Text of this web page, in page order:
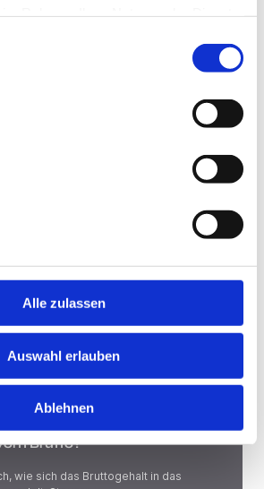
Alle zulassen
Auswahl erlauben
Ablehnen
und Zeit, auf Jobbörsen jede
durchsuchen? Teste die "Jobsuche
die zu Dir passen.
Brutto?
wie sich das Bruttogehalt in das